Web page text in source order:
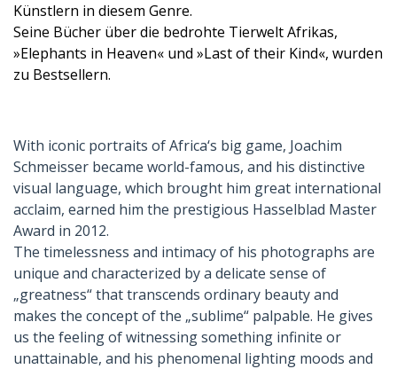
Künstlern in diesem Genre.
Seine Bücher über die bedrohte Tierwelt Afrikas,
»Elephants in Heaven« und »Last of their Kind«, wurden
zu Bestsellern.
With iconic portraits of Africa‘s big game, Joachim
Schmeisser became world-famous, and his distinctive
visual language, which brought him great international
acclaim, earned him the prestigious Hasselblad Master
Award in 2012.
The timelessness and intimacy of his photographs are
unique and characterized by a delicate sense of
„greatness“ that transcends ordinary beauty and
makes the concept of the „sublime“ palpable. He gives
us the feeling of witnessing something infinite or
unattainable, and his phenomenal lighting moods and